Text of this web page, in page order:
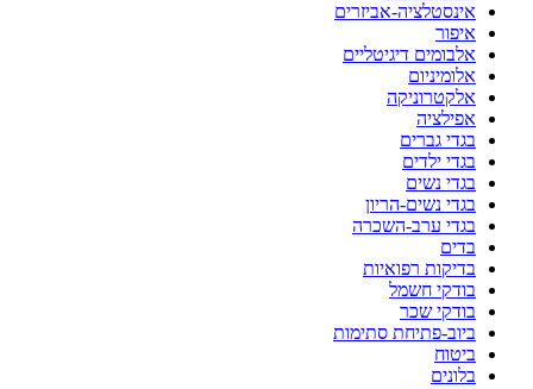
אינסטלציה-אביזרים
איפור
אלבומים דיגיטליים
אלומיניום
אלקטרוניקה
אפילציה
בגדי גברים
בגדי ילדים
בגדי נשים
בגדי נשים-הריון
בגדי ערב-השכרה
בדים
בדיקות רפואיות
בודקי חשמל
בודקי שכר
ביוב-פתיחת סתימות
ביטוח
בלונים